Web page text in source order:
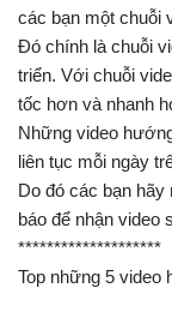
các bạn một chuỗi
Đó chính là chuỗi
triển. Với chuỗi
tốc hơn và nhanh
Những video
liên tục mỗi ngày
Do đó các bạn
báo để nhận video
********************
Top những 5 video